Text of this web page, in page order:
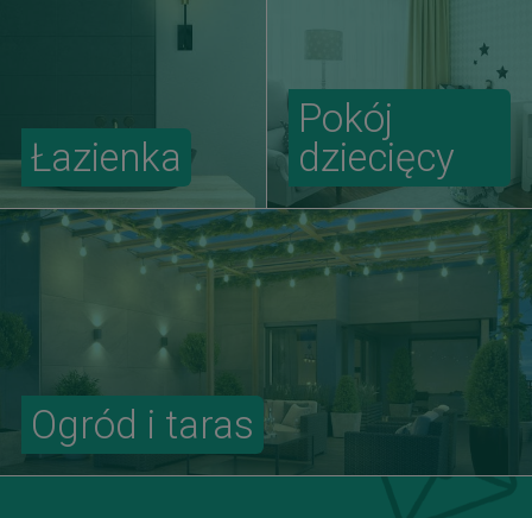
Ogród i taras
Łazienka
Pokój
dziecięcy